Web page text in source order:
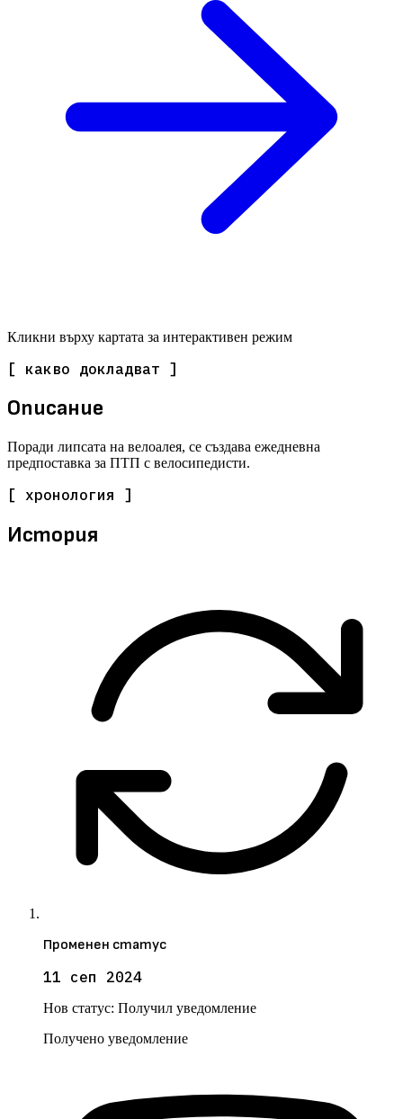
Кликни върху картата за интерактивен режим
[ какво докладват ]
Описание
Поради липсата на велоалея, се създава ежедневна
предпоставка за ПТП с велосипедисти.
[ хронология ]
История
Променен статус
11 сеп 2024
Нов статус: Получил уведомление
Получено уведомление